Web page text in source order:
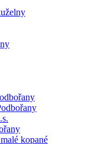
kopané